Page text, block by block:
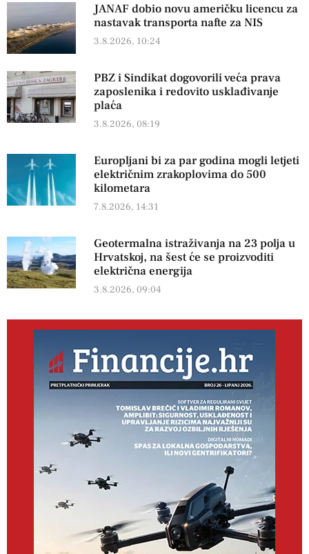
JANAF dobio novu američku licencu za
nastavak transporta nafte za NIS
3.8.2026, 10:24
PBZ i Sindikat dogovorili veća prava
zaposlenika i redovito usklađivanje
plaća
3.8.2026, 08:19
Europljani bi za par godina mogli letjeti
električnim zrakoplovima do 500
kilometara
7.8.2026, 14:31
Geotermalna istraživanja na 23 polja u
Hrvatskoj, na šest će se proizvoditi
električna energija
3.8.2026, 09:04